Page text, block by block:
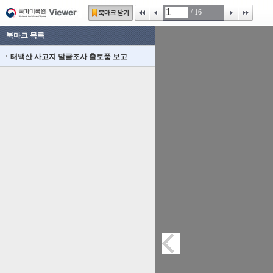
/ 16
북마크 목록
태백산 사고지 발굴조사 출토품 보고